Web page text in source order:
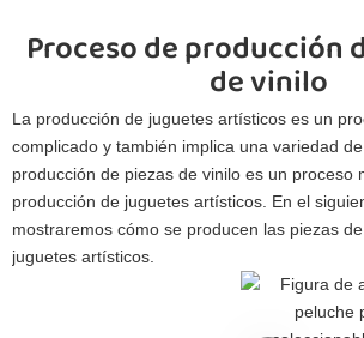
Proceso de producción
de vinilo
La producción de juguetes artísticos es un
complicado y también implica una variedad
producción de piezas de vinilo es un proceso
producción de juguetes artísticos. En el
mostraremos cómo se producen las piezas
juguetes artísticos.